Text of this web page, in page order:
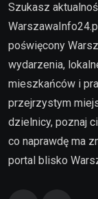
Szukasz
poświęcony
wydarzenia,
mieszkańców i
przejrzystym
dzielnicy, poznaj
co naprawdę ma
portal blisko